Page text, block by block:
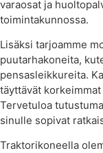
varaosat ja
toimintakunnossa.
Lisäksi tarjoamme
puutarhakoneita,
pensasleikkureita.
täyttävät
Tervetuloa
sinulle sopivat
Traktorikoneella